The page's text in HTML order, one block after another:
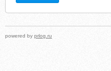
powered by prlog.ru